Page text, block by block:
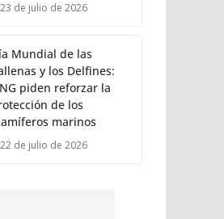
23 de julio de 2026
Mundial de las
y los Delfines:
piden reforzar la
de los
marinos
22 de julio de 2026